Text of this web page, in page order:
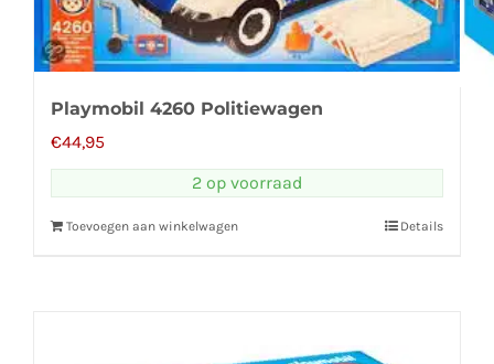
Playmobil 4260 Politiewagen
€44,95
2 op voorraad
Toevoegen aan winkelwagen Details